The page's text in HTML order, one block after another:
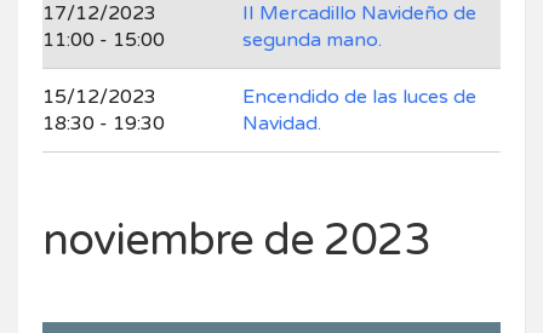
17/12/2023
11:00 - 15:00
II Mercadillo Navideño de
segunda mano.
15/12/2023
18:30 - 19:30
Encendido de las luces de
Navidad.
noviembre de 2023